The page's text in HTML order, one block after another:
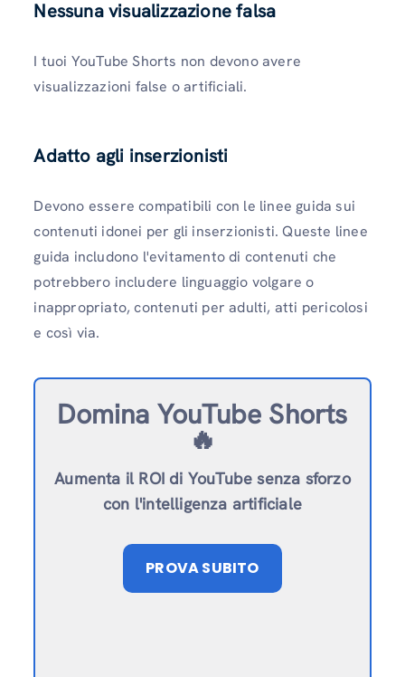
Nessuna visualizzazione falsa
I tuoi YouTube Shorts non devono avere
visualizzazioni false o artificiali.
Adatto agli inserzionisti
Devono essere compatibili con le linee guida sui
contenuti idonei per gli inserzionisti. Queste linee
guida includono l'evitamento di contenuti che
potrebbero includere linguaggio volgare o
inappropriato, contenuti per adulti, atti pericolosi
e così via.
Domina YouTube Shorts
🔥
Aumenta il ROI di YouTube senza sforzo
con l'intelligenza artificiale
PROVA SUBITO